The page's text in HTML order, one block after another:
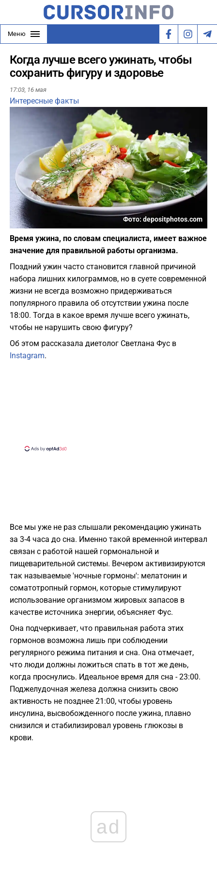
Меню
Когда лучше всего ужинать, чтобы
сохранить фигуру и здоровье
17:03, 16 мая
Интересные факты
Фото: depositphotos.com
Время ужина, по словам специалиста, имеет важное
значение для правильной работы организма.
Поздний ужин часто становится главной причиной
набора лишних килограммов, но в суете современной
жизни не всегда возможно придерживаться
популярного правила об отсутствии ужина после
18:00. Тогда в какое время лучше всего ужинать,
чтобы не нарушить свою фигуру?
Об этом рассказала диетолог Светлана Фус в
Instagram.
Все мы уже не раз слышали рекомендацию ужинать
за 3-4 часа до сна. Именно такой временной интервал
связан с работой нашей гормональной и
пищеварительной системы. Вечером активизируются
так называемые 'ночные гормоны': мелатонин и
соматотропный гормон, которые стимулируют
использование организмом жировых запасов в
качестве источника энергии, объясняет Фус.
Она подчеркивает, что правильная работа этих
гормонов возможна лишь при соблюдении
регулярного режима питания и сна. Она отмечает,
что люди должны ложиться спать в тот же день,
когда проснулись. Идеальное время для сна - 23:00.
Поджелудочная железа должна снизить свою
активность не позднее 21:00, чтобы уровень
инсулина, высвобожденного после ужина, плавно
снизился и стабилизировал уровень глюкозы в
крови.
ad